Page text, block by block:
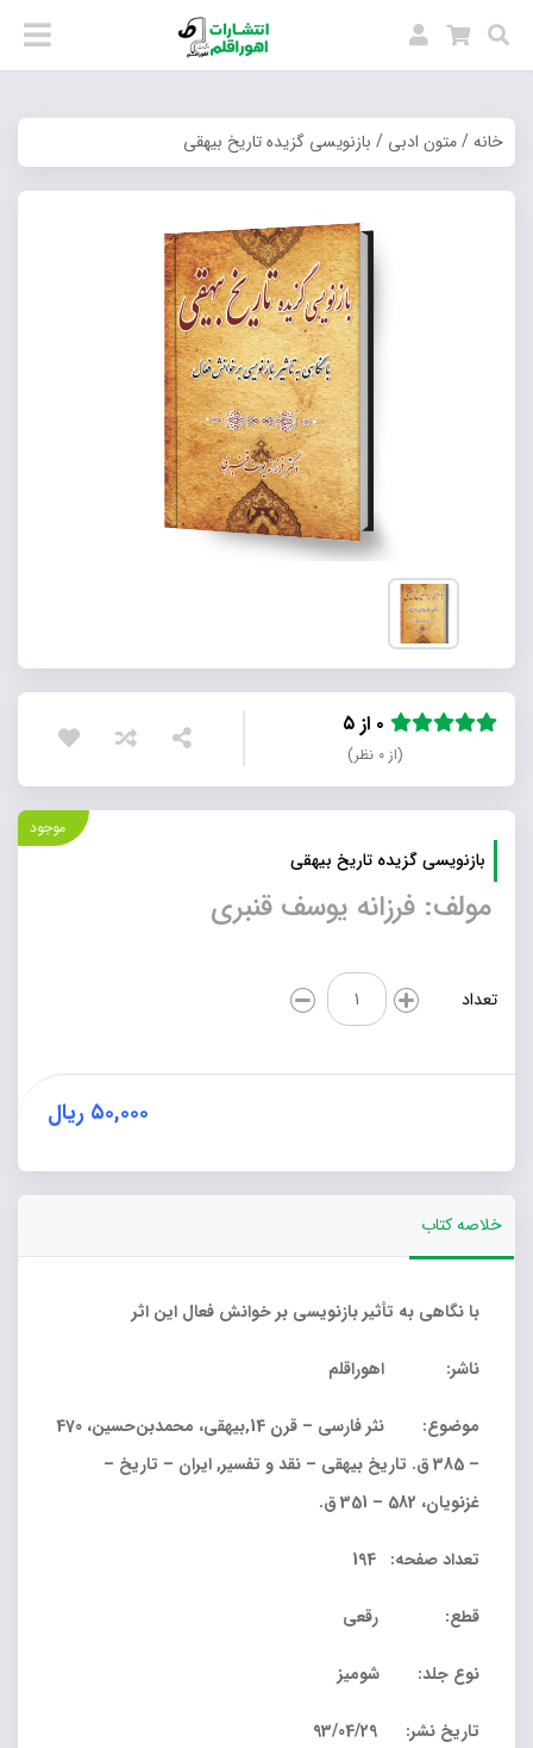
خانه/متون ادبی / بازنویسی گزیده تاریخ بیهقی
(از ۰ نظر)
موجود
بازنویسی گزیده تاریخ بیهقی
مولف: فرزانه یوسف قنبری
تعداد
بازنویسی
گزیده
تاریخ
عدد
۵۰,۰۰۰ ریال
خلاصه کتاب
با نگاهی به تأثیر بازنویسی بر خوانش فعال این اثر
ناشر: اهوراقلم
موضوع: نثر فارسی – قرن 14,بیهقی، محمدبن‌حسین، 470
– 385 ق. تاریخ بیهقی – نقد و تفسیر, ایران – تاریخ –
غزنویان، 582 – 351 ق.
تعداد صفحه: 194
قطع: رقعی
نوع جلد: شومیز
تاریخ نشر: 93/04/29